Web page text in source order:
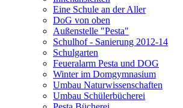
Eine Schule an der Aller
DoG von oben
Außenstelle "Pesta"
Schulhof - Sanierung 2012-14
Schulgarten
Feueralarm Pesta und DOG
Winter im Domgymnasium
Umbau Naturwissenschaften
Umbau Schülerbücherei